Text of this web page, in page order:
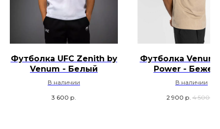
Футболка UFC Zenith by
Venum - Белый
В наличии
3 600 р.
Футболка Venum
Power -
В наличии
2 900 р. 4 500